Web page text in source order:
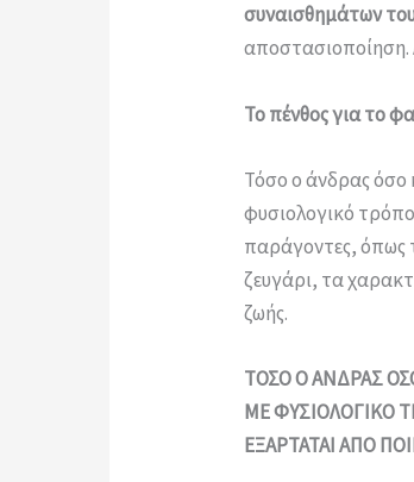
συναισθημάτων
αποστασιοποίηση.
Το πένθος για το
Τόσο ο άνδρας όσο
φυσιολογικό
παράγοντες, όπως
ζευγάρι, τα
ζωής.
ΤΟΣΟ Ο ΑΝΔΡΑΣ
ΜΕ ΦΥΣΙΟΛΟΓΙΚΟ
ΕΞΑΡΤΑΤΑΙ ΑΠΟ